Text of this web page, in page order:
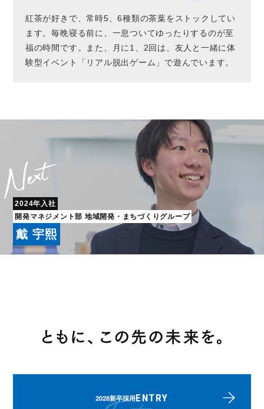
紅茶が好きで、常時5、6種類の茶葉をストックしてい
ます。毎晩寝る前に、一息ついてゆったりするのが至
福の時間です。また、月に1、2回は、友人と一緒に体
験型イベント「リアル脱出ゲーム」で遊んでいます。
2024年入社
開発マネジメント部 地域開発・まちづくりグループ
戴 宇熙
2028新卒採用ENTRY